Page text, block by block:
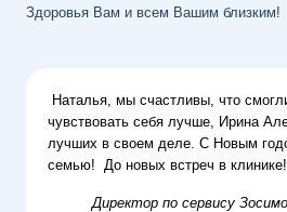
Здоровья Вам и всем Вашим близким!
Наталья, мы счастливы, что
чувствовать себя лучше, Ирина
лучших в своем деле. С Новым
семью! До новых встреч в клинике!
Директор по сервису